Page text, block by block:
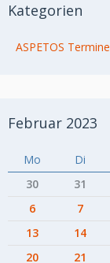
Kategorien
ASPETOS Termine
Februar 2023
Mo Di
30
31
6
7
13
14
20
21